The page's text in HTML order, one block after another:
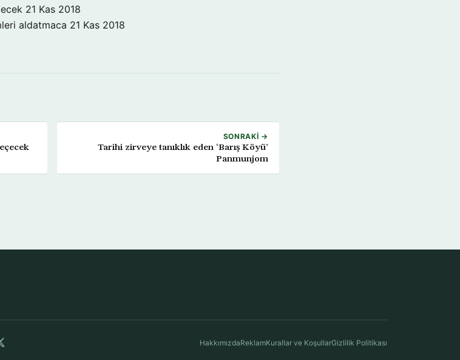
21 Kas 2018
aldatmaca 21 Kas 2018
SONRAKI →
Tarihi zirveye tanıklık eden ‘Barış Köyü’
Panmunjom
HakkımızdaReklamKurallar ve KoşullarGizlilik Politikası